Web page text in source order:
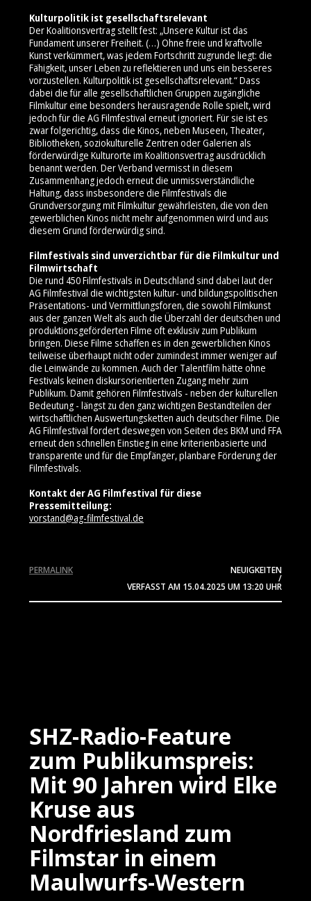
Kulturpolitik ist gesellschaftsrelevant
Der Koalitionsvertrag stellt fest: „Unsere Kultur ist das
Fundament unserer Freiheit. (…) Ohne freie und kraftvolle
Kunst verkümmert, was jedem Fortschritt zugrunde liegt: die
Fähigkeit, unser Leben zu reflektieren und uns ein besseres
vorzustellen. Kulturpolitik ist gesellschaftsrelevant.“ Dass
dabei die für alle gesellschaftlichen Gruppen zugängliche
Filmkultur eine besonders herausragende Rolle spielt, wird
jedoch für die AG Filmfestival erneut ignoriert. Für sie ist es
zwar folgerichtig, dass die Kinos, neben Museen, Theater,
Bibliotheken, soziokulturelle Zentren oder Galerien als
förderwürdige Kulturorte im Koalitionsvertrag ausdrücklich
benannt werden. Der Verband vermisst in diesem
Zusammenhang jedoch erneut die unmissverständliche
Haltung, dass insbesondere die Filmfestivals die
Grundversorgung mit Filmkultur gewährleisten, die von den
gewerblichen Kinos nicht mehr aufgenommen wird und aus
diesem Grund förderwürdig sind.
Filmfestivals sind unverzichtbar für die Filmkultur und
Filmwirtschaft
Die rund 450 Filmfestivals in Deutschland sind dabei laut der
AG Filmfestival die wichtigsten kultur- und bildungspolitischen
Präsentations- und Vermittlungsforen, die sowohl Filmkunst
aus der ganzen Welt als auch die Überzahl der deutschen und
produktionsgeförderten Filme oft exklusiv zum Publikum
bringen. Diese Filme schaffen es in den gewerblichen Kinos
teilweise überhaupt nicht oder zumindest immer weniger auf
die Leinwände zu kommen. Auch der Talentfilm hätte ohne
Festivals keinen diskursorientierten Zugang mehr zum
Publikum. Damit gehören Filmfestivals - neben der kulturellen
Bedeutung - längst zu den ganz wichtigen Bestandteilen der
wirtschaftlichen Auswertungsketten auch deutscher Filme. Die
AG Filmfestival fordert deswegen von Seiten des BKM und FFA
erneut den schnellen Einstieg in eine kriterienbasierte und
transparente und für die Empfänger, planbare Förderung der
Filmfestivals.
Kontakt der AG Filmfestival für diese
Pressemitteilung:
vorstand@ag-filmfestival.de
NEUIGKEITEN
/
VERFASST AM 15.04.2025 UM 13:20 UHR
PERMALINK
SHZ-Radio-Feature
zum Publikumspreis:
Mit 90 Jahren wird Elke
Kruse aus
Nordfriesland zum
Filmstar in einem
Maulwurfs-Western